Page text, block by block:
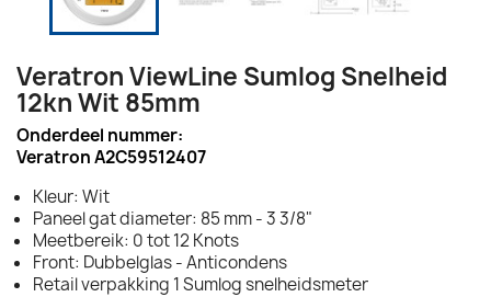
Veratron ViewLine Sumlog Snelheid
12kn Wit 85mm
Onderdeel nummer:
Veratron A2C59512407
Kleur: Wit
Paneel gat diameter: 85 mm - 3 3/8"
Meetbereik: 0 tot 12 Knots
Front: Dubbelglas - Anticondens
Retail verpakking 1 Sumlog snelheidsmeter